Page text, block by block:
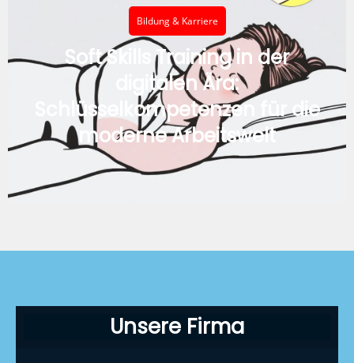
Bildung & Karriere
Soft Skills Training in der
digitalen Ära:
Schlüsselkompetenzen für die
moderne Arbeitswelt
Unsere Firma